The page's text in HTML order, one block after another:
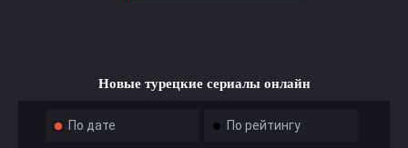
Новые турецкие сериалы онлайн
По дате По рейтингу